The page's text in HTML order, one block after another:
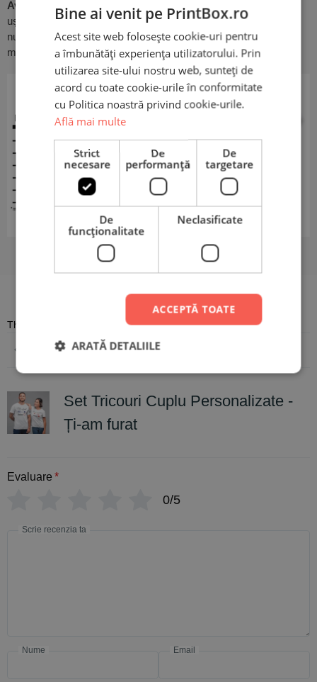
Avantajele țesăturilor din modal:
textură moale și fină, sunt
ușor de îngrijit, nu se scămoșează,
nu se decolorează, absorb foarte bine umiditatea, cu 50% mai
mult decât bumbacul.
Recenzii
There are no reviews yet
Adaugă o recenzie
Set Tricouri Cuplu Personalizate -
Ți-am furat
Evaluare *
0/5
Scrie recenzia ta
Nume Email
Bine ai venit pe PrintBox.ro
Acest site web folosește cookie-uri pentru
a îmbunătăți experiența utilizatorului. Prin
utilizarea site-ului nostru web, sunteți de
acord cu toate cookie-urile în conformitate
cu Politica noastră privind cookie-urile.
Află mai multe
Strict
necesare
De
performanță
De
targetare
De
funcţionalitate
Neclasificate
ACCEPTĂ TOATE
ARATĂ DETALIILE